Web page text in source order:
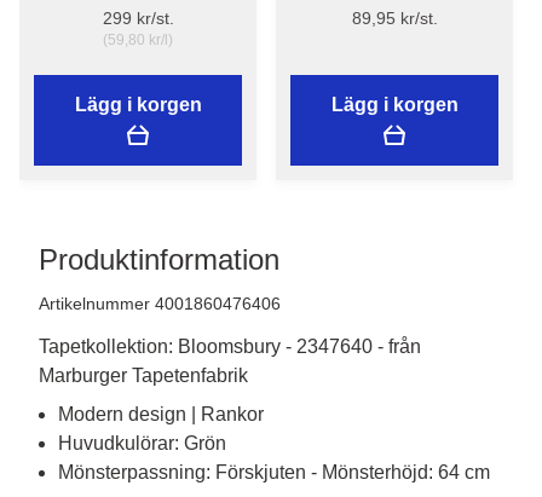
Flügger Adhesive 290
299 kr/st.
(59,80 kr/l)
Lägg i korgen
Tapetborst 3540
89,95 kr/st.
Lägg i korgen
Produktinformation
Artikelnummer 4001860476406
Tapetkollektion: Bloomsbury - 2347640 - från
Marburger Tapetenfabrik
Modern design | Rankor
Huvudkulörar: Grön
Mönsterpassning: Förskjuten - Mönsterhöjd: 64 cm